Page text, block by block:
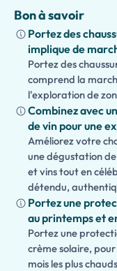
Cette excursion
l'histoire, la culture
flexibilité et le
rapide garanti à
votre journée
également ajouter
côtières
Castellabate, deux
Bon à savoir
Portez des
implique de
Portez des
comprend la
l'exploration de
Combinez avec
de vin pour une
Améliorez votre
une dégustation
et vins tout en
détendu,
Portez une
au printemps et
Portez une
crème solaire,
mois les plus